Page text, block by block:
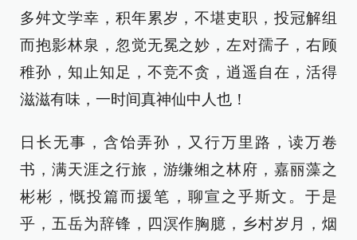
多舛文学幸，积年累岁，不堪吏职，投冠解组
而抱影林泉，忽觉无冕之妙，左对孺子，右顾
稚孙，知止知足，不竞不贪，逍遥自在，活得
滋滋有味，一时间真神仙中人也！
日长无事，含饴弄孙，又行万里路，读万卷
书，满天涯之行旅，游缣缃之林府，嘉丽藻之
彬彬，慨投篇而援笔，聊宣之乎斯文。于是
乎，五岳为辞锋，四溟作胸臆，乡村岁月，烟